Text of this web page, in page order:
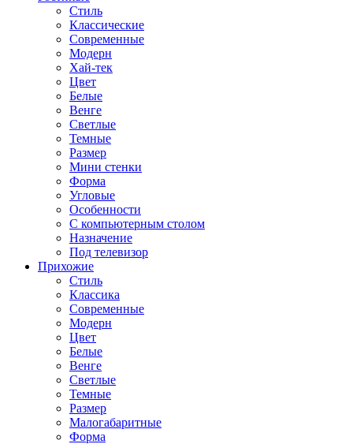
Стиль
Классические
Современные
Модерн
Хай-тек
Цвет
Белые
Венге
Светлые
Темные
Размер
Мини стенки
Форма
Угловые
Особенности
С компьютерным столом
Назначение
Под телевизор
Прихожие
Стиль
Классика
Современные
Модерн
Цвет
Белые
Венге
Светлые
Темные
Размер
Малогабаритные
Форма